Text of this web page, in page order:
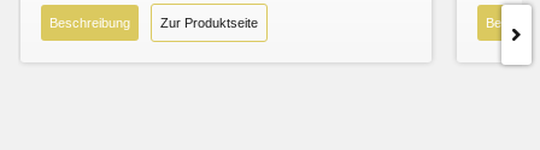
Beschreibung Zur Produktseite